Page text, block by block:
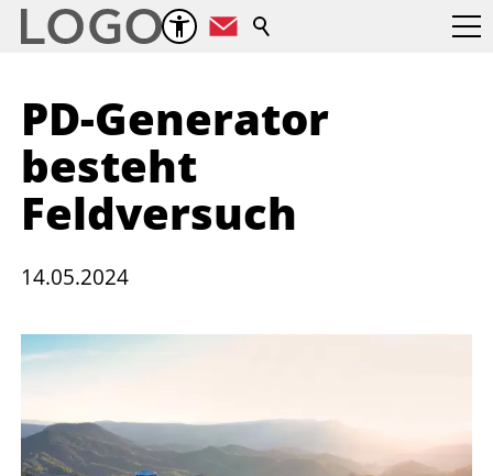
Suche
PD-Generator
besteht
Feldversuch
14.05.2024